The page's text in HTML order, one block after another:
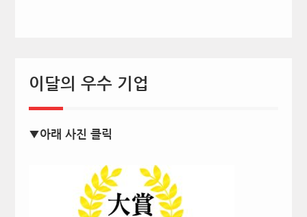
이달의 우수 기업
▼아래 사진 클릭